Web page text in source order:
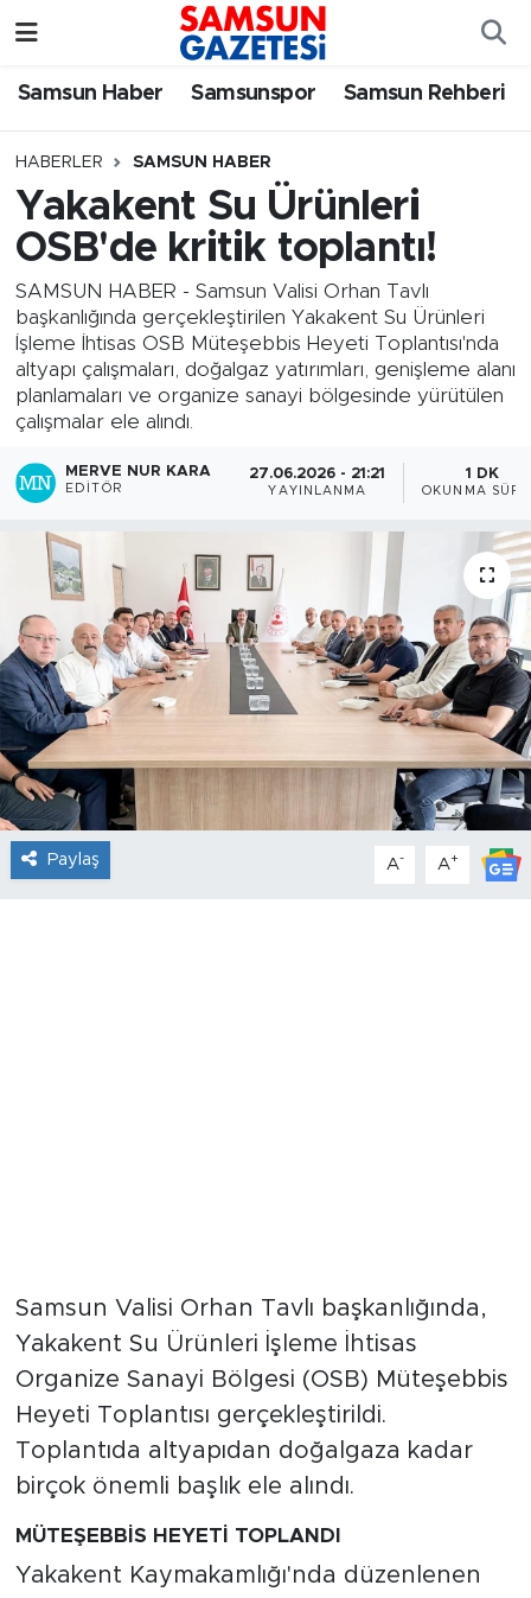
Samsun Haber Samsunspor Samsun Rehberi
HABERLER SAMSUN HABER
Yakakent Su Ürünleri
OSB'de kritik toplantı!
SAMSUN HABER - Samsun Valisi Orhan Tavlı
başkanlığında gerçekleştirilen Yakakent Su Ürünleri
İşleme İhtisas OSB Müteşebbis Heyeti Toplantısı'nda
altyapı çalışmaları, doğalgaz yatırımları, genişleme alanı
planlamaları ve organize sanayi bölgesinde yürütülen
çalışmalar ele alındı.
MERVE NUR KARA
EDITÖR
27.06.2026 - 21:21
YAYINLANMA
1 DK
OKUNMA
Paylaş A- A+
Samsun Valisi Orhan Tavlı başkanlığında,
Yakakent Su Ürünleri İşleme İhtisas
Organize Sanayi Bölgesi (OSB) Müteşebbis
Heyeti Toplantısı gerçekleştirildi.
Toplantıda altyapıdan doğalgaza kadar
birçok önemli başlık ele alındı.
MÜTEŞEBBİS HEYETİ TOPLANDI
Yakakent Kaymakamlığı'nda düzenlenen
Samsun Haber
Samsun Rehberi
Samsun Nöbetçi Eczaneler
SAMSUN Namaz Vakitleri
Samsun Trafik Yoğunluk Haritası
Süper Lig Puan Durumu ve Fikstür
Tüm Manşetler